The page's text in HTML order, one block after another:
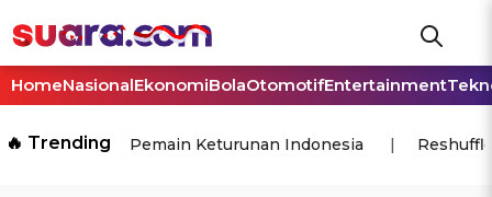
HomeNasionalEkonomiBolaOtomotifEntertainment
🔥 Trending Pemain Keturunan Indonesia